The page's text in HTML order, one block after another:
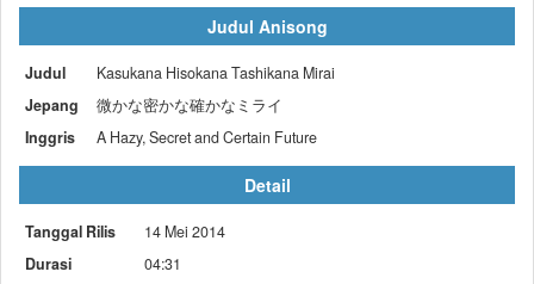
Judul Anisong
Judul
Kasukana Hisokana Tashikana Mirai
Jepang
微かな密かな確かなミライ
Inggris
A Hazy, Secret and Certain Future
Detail
Tanggal Rilis
14 Mei 2014
Durasi
04:31